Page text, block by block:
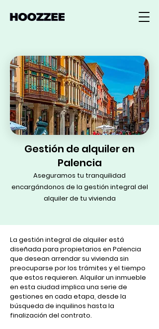
Gestión de alquiler en
Palencia
Aseguramos tu tranquilidad
encargándonos de la gestión integral del
alquiler de tu vivienda
La gestión integral de alquiler está
diseñada para propietarios en Palencia
que desean arrendar su vivienda sin
preocuparse por los trámites y el tiempo
que estos requieren. Alquilar un inmueble
en esta ciudad implica una serie de
gestiones en cada etapa, desde la
búsqueda de inquilinos hasta la
finalización del contrato.